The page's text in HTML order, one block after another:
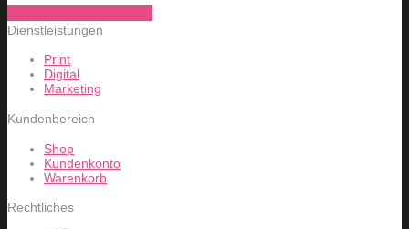
Dienstleistungen
Print
Digital
Marketing
Kundenbereich
Shop
Kundenkonto
Warenkorb
Rechtliches